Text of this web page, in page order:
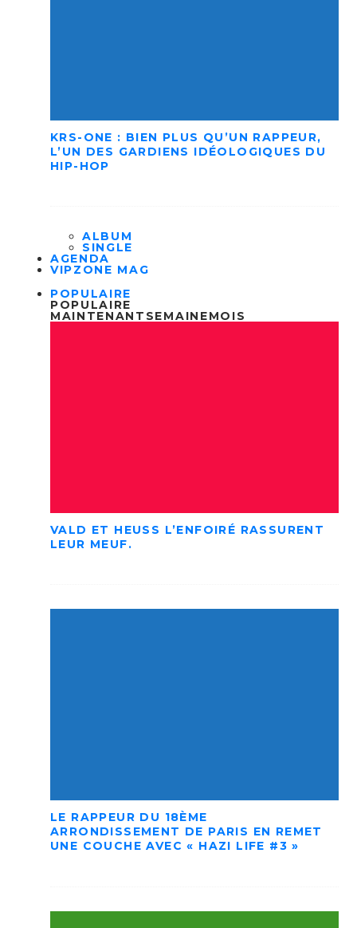
KRS-ONE : BIEN PLUS QU’UN RAPPEUR,
L’UN DES GARDIENS IDÉOLOGIQUES DU
HIP-HOP
ALBUM
SINGLE
AGENDA
VIPZONE MAG
POPULAIRE
POPULAIRE
MAINTENANT SEMAINEMOIS
VALD ET HEUSS L’ENFOIRÉ RASSURENT
LEUR MEUF.
LE RAPPEUR DU 18ÈME
ARRONDISSEMENT DE PARIS EN REMET
UNE COUCHE AVEC « HAZI LIFE #3 »